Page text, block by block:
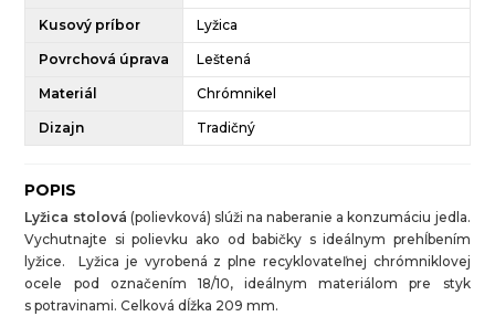
Kusový príbor Lyžica
Povrchová úprava Leštená
Materiál Chrómnikel
Dizajn Tradičný
POPIS
Lyžica stolová (polievková) slúži na naberanie a konzumáciu jedla.
Vychutnajte si polievku ako od babičky s ideálnym prehĺbením
lyžice. Lyžica je vyrobená z plne recyklovateľnej chrómniklovej
ocele pod označením 18/10, ideálnym materiálom pre styk
s potravinami. Celková dĺžka 209 mm.